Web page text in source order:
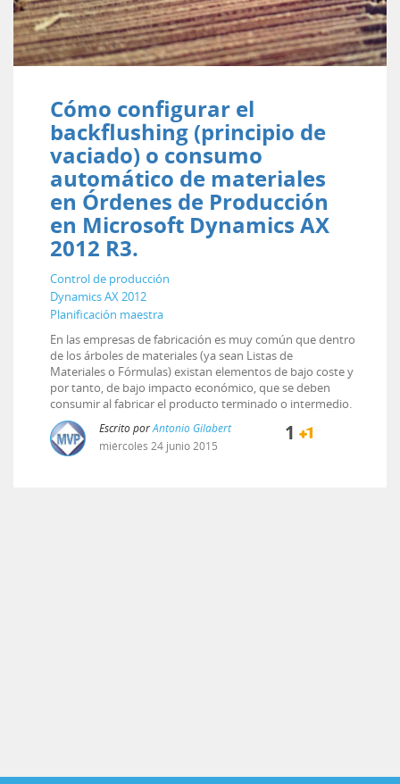
Cómo configurar el
backflushing (principio de
vaciado) o consumo
automático de materiales
en Órdenes de Producción
en Microsoft Dynamics AX
2012 R3.
Control de producción
Dynamics AX 2012
Planificación maestra
En las empresas de fabricación es muy común que dentro
de los árboles de materiales (ya sean Listas de
Materiales o Fórmulas) existan elementos de bajo coste y
por tanto, de bajo impacto económico, que se deben
consumir al fabricar el producto terminado o intermedio.
Escrito porAntonio Gilabert
miércoles 24 junio2015
1